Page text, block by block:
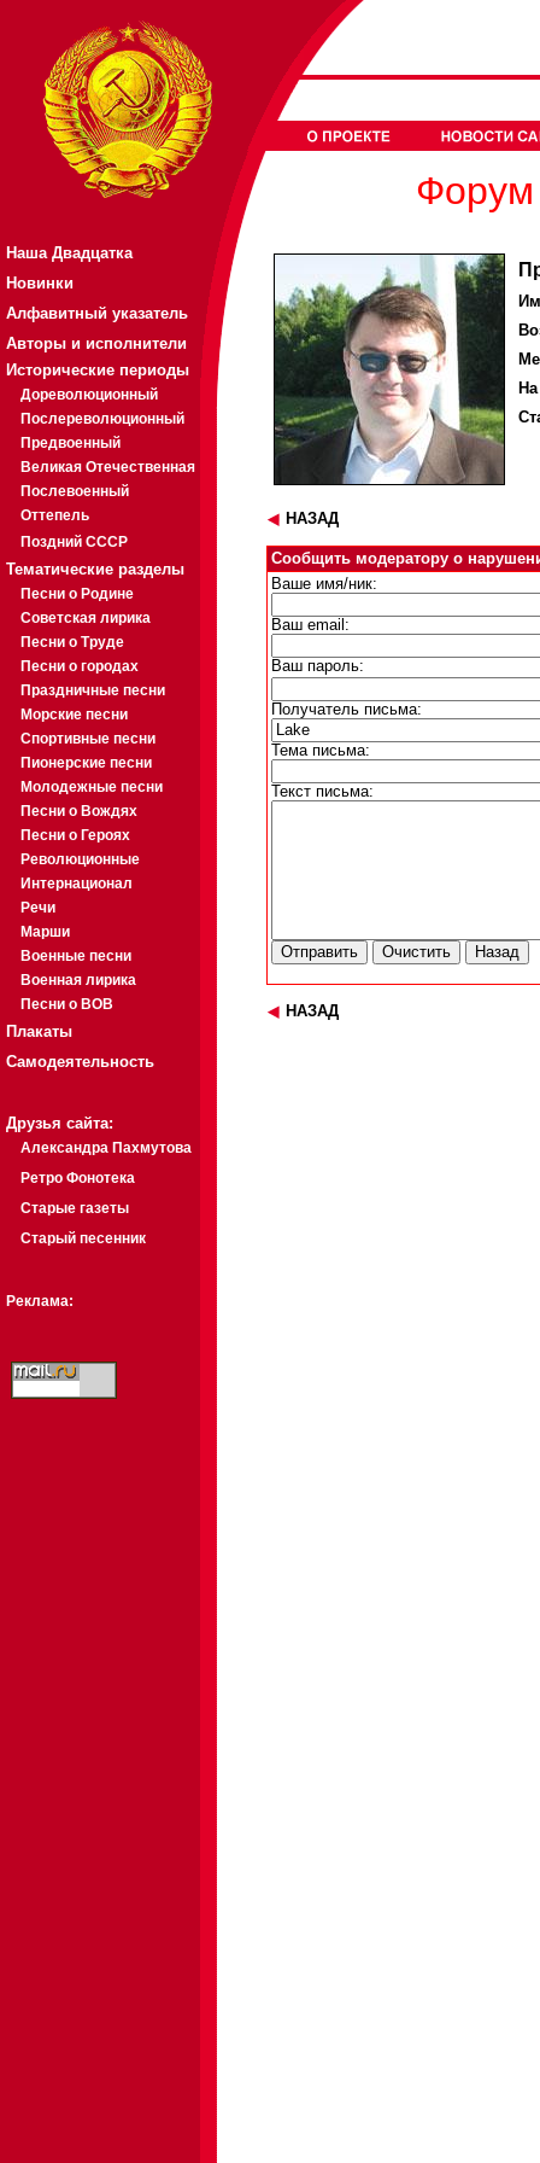
Наша Двадцатка
Новинки
Алфавитный указатель
Авторы и исполнители
Исторические периоды
Дореволюционный
Послереволюционный
Предвоенный
Великая Отечественная
Послевоенный
Оттепель
Поздний СССР
Тематические разделы
Песни о Родине
Советская лирика
Песни о Труде
Песни о городах
Праздничные песни
Морские песни
Спортивные песни
Пионерские песни
Молодежные песни
Песни о Вождях
Песни о Героях
Революционные
Интернационал
Речи
Марши
Военные песни
Военная лирика
Песни о ВОВ
Плакаты
Самодеятельность
Друзья сайта:
Александра Пахмутова
Ретро Фонотека
Старые газеты
Старый песенник
Реклама:
Форум
НАЗАД
Сообщить модератору о
Ваше имя/ник:
Ваш email:
Ваш пароль:
Получатель письма:
Тема письма:
Текст письма:
НАЗАД